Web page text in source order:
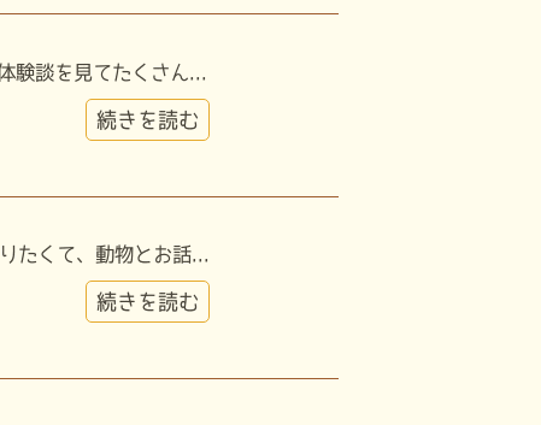
験談を見てたくさん...
続きを読む
たくて、動物とお話...
続きを読む